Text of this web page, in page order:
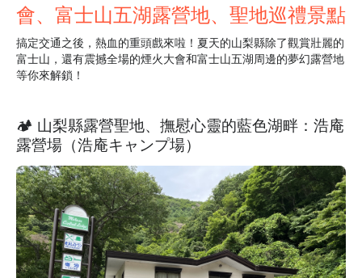
會、富士山五湖露營地、聖地巡禮景點
搞定交通之後，熱血的重頭戲來啦！夏天的山梨縣除了觀賞壯麗的
富士山，還有震撼全場的煙火大會和富士山五湖周邊的夢幻露營地
等你來解鎖！
🏕️ 山梨縣露營聖地、撫慰心靈的藍色湖畔：浩庵
露營場（浩庵キャンプ場）